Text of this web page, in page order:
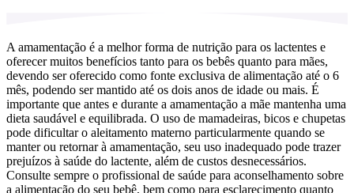
A amamentação é a melhor forma de nutrição para os lactentes e
oferecer muitos benefícios tanto para os bebês quanto para mães,
devendo ser oferecido como fonte exclusiva de alimentação até o 6
mês, podendo ser mantido até os dois anos de idade ou mais. É
importante que antes e durante a amamentação a mãe mantenha uma
dieta saudável e equilibrada. O uso de mamadeiras, bicos e chupetas
pode dificultar o aleitamento materno particularmente quando se
manter ou retornar à amamentação, seu uso inadequado pode trazer
prejuízos à saúde do lactente, além de custos desnecessários.
Consulte sempre o profissional de saúde para aconselhamento sobre
a alimentação do seu bebê, bem como para esclarecimento quanto